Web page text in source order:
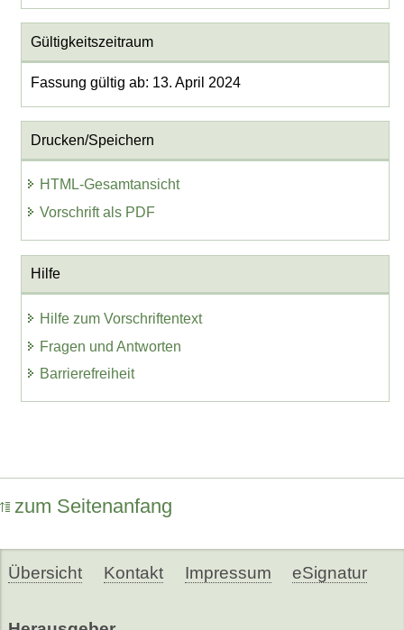
Gültigkeitszeitraum
Fassung gültig ab: 13. April 2024
Drucken/Speichern
HTML-Gesamtansicht
Vorschrift als PDF
Hilfe
Hilfe zum Vorschriftentext
Fragen und Antworten
Barrierefreiheit
zum Seitenanfang
Übersicht Kontakt Impressum eSignatur